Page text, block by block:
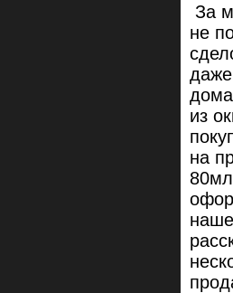
За
не
из
на